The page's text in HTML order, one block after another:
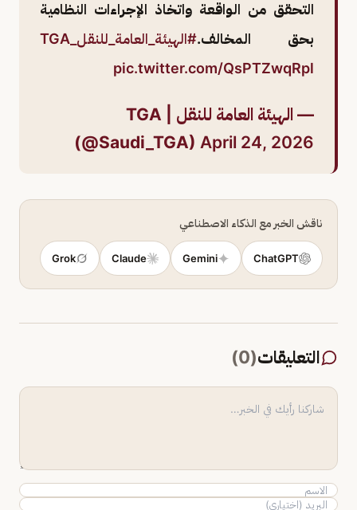
التحقق من الواقعة واتخاذ الإجراءات النظامية
بحق المخالف.#الهيئة_العامة_للنقل_TGA
pic.twitter.com/QsPTZwqRpl
— الهيئة العامة للنقل | TGA
(@Saudi_TGA) April 24, 2026
ناقش الخبر مع الذكاء الاصطناعي
ChatGPT
Gemini
Claude
Grok
التعليقات(
0
)